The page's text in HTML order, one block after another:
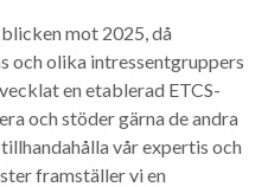
mot 2025, då
och olika intressentgruppers
en etablerad ETCS-
och stöder gärna de andra
vår expertis och
framställer vi en